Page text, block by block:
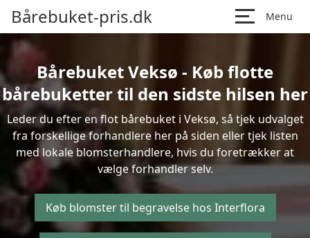
Bårebuket-pris.dk Menu
Bårebuket Veksø - Køb flotte
bårebuketter til den sidste hilsen her
Leder du efter en flot bårebuket i Veksø, så tjek udvalget
fra forskellige forhandlere her på siden eller tjek listen
med lokale blomsterhandlere, hvis du foretrækker at
vælge forhandler selv.
Køb blomster til begravelse hos Interflora